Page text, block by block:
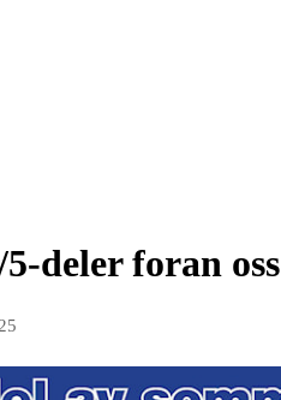
deler foran oss